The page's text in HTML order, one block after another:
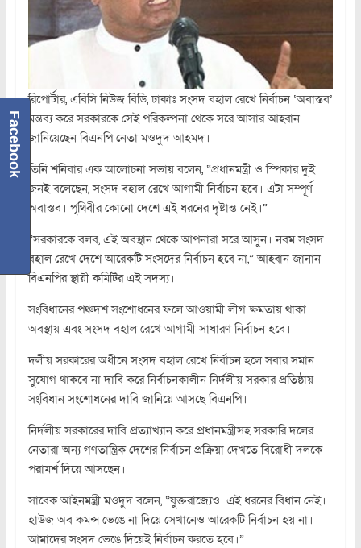
রিপোর্টার, এবিসি নিউজ বিডি, ঢাকাঃ সংসদ বহাল রেখে নির্বাচন ‘অবাস্তব’
মন্তব্য করে সরকারকে সেই পরিকল্পনা থেকে সরে আসার আহ্বান
জানিয়েছেন বিএনপি নেতা মওদুদ আহমদ।
তিনি শনিবার এক আলোচনা সভায় বলেন, “প্রধানমন্ত্রী ও স্পিকার দুই
জনই বলেছেন, সংসদ বহাল রেখে আগামী নির্বাচন হবে। এটা সম্পূর্ণ
অবাস্তব। পৃথিবীর কোনো দেশে এই ধরনের দৃষ্টান্ত নেই।”
“সরকারকে বলব, এই অবস্থান থেকে আপনারা সরে আসুন। নবম সংসদ
বহাল রেখে দেশে আরেকটি সংসদের নির্বাচন হবে না,” আহ্বান জানান
বিএনপির স্থায়ী কমিটির এই সদস্য।
সংবিধানের পঞ্চদশ সংশোধনের ফলে আওয়ামী লীগ ক্ষমতায় থাকা
অবস্থায় এবং সংসদ বহাল রেখে আগামী সাধারণ নির্বাচন হবে।
দলীয় সরকারের অধীনে সংসদ বহাল রেখে নির্বাচন হলে সবার সমান
সুযোগ থাকবে না দাবি করে নির্বাচনকালীন নির্দলীয় সরকার প্রতিষ্ঠায়
সংবিধান সংশোধনের দাবি জানিয়ে আসছে বিএনপি।
নির্দলীয় সরকারের দাবি প্রত্যাখ্যান করে প্রধানমন্ত্রীসহ সরকারি দলের
নেতারা অন্য গণতান্ত্রিক দেশের নির্বাচন প্রক্রিয়া দেখতে বিরোধী দলকে
পরামর্শ দিয়ে আসছেন।
সাবেক আইনমন্ত্রী মওদুদ বলেন, “যুক্তরাজ্যেও এই ধরনের বিধান নেই।
হাউজ অব কমন্স ভেঙে না দিয়ে সেখানেও আরেকটি নির্বাচন হয় না।
আমাদের সংসদ ভেঙে দিয়েই নির্বাচন করতে হবে।”
Facebook